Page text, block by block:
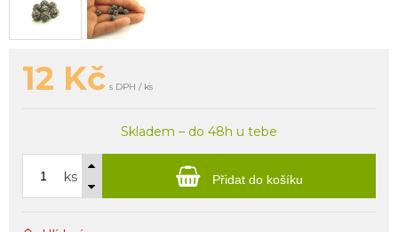
12 Kč s DPH / ks
Skladem – do 48h u tebe
ks Přidat do košíku